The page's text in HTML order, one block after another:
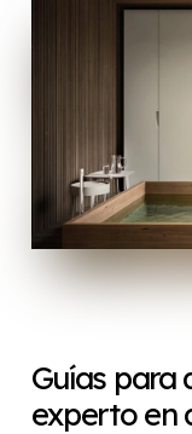
Guías para
experto en